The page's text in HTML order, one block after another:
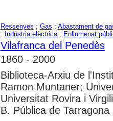
Ressenyes ; Gas ; Abastament de
; Indústria elèctrica; Enllumenat
Vilafranca del Penedès
1860 - 2000
Biblioteca-Arxiu de
Ramon Muntaner;
Universitat Rovira i
B. Pública de Tarragona